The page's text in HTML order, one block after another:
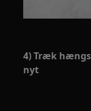
4) Træk
nyt